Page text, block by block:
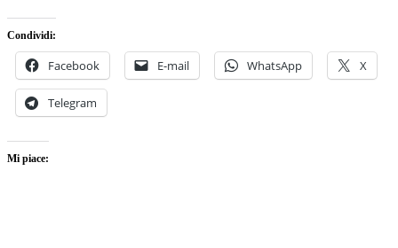
Condividi:
Facebook E-mail WhatsApp X
Telegram
Mi piace: